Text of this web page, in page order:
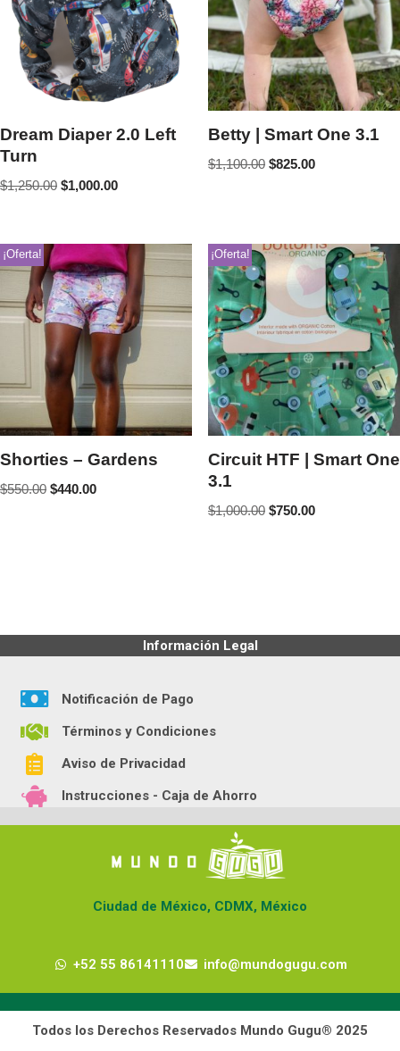
Dream Diaper 2.0 Left
Turn
$1,250.00 $1,000.00
Betty | Smart One 3.1
$1,100.00 $825.00
¡Oferta!
Shorties – Gardens
$550.00 $440.00
¡Oferta!
Circuit HTF | Smart One
3.1
$1,000.00 $750.00
Información Legal
Notificación de Pago
Términos y Condiciones
Aviso de Privacidad
Instrucciones - Caja de Ahorro
Ciudad de México, CDMX, México
+52 55 86141110 info@mundogugu.com
Todos los Derechos Reservados Mundo Gugu® 2025